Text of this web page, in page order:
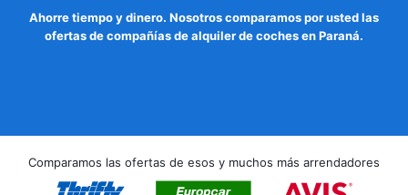
Ahorre tiempo y dinero. Nosotros comparamos por usted las
ofertas de compañías de alquiler de coches en Paraná.
Comparamos las ofertas de esos y muchos más arrendadores